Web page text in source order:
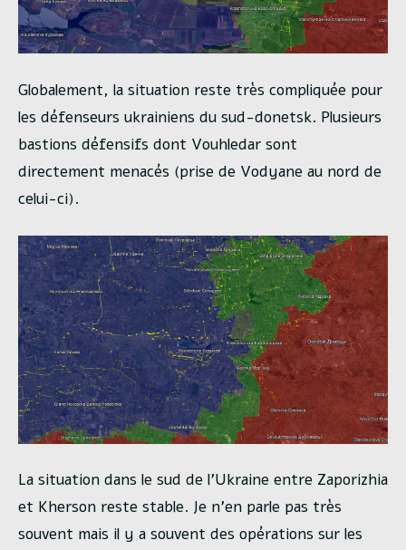
Globalement, la situation reste très compliquée pour
les défenseurs ukrainiens du sud-donetsk. Plusieurs
bastions défensifs dont Vouhledar sont
directement menacés (prise de Vodyane au nord de
celui-ci).
La situation dans le sud de l’Ukraine entre Zaporizhia
et Kherson reste stable. Je n’en parle pas très
souvent mais il y a souvent des opérations sur les